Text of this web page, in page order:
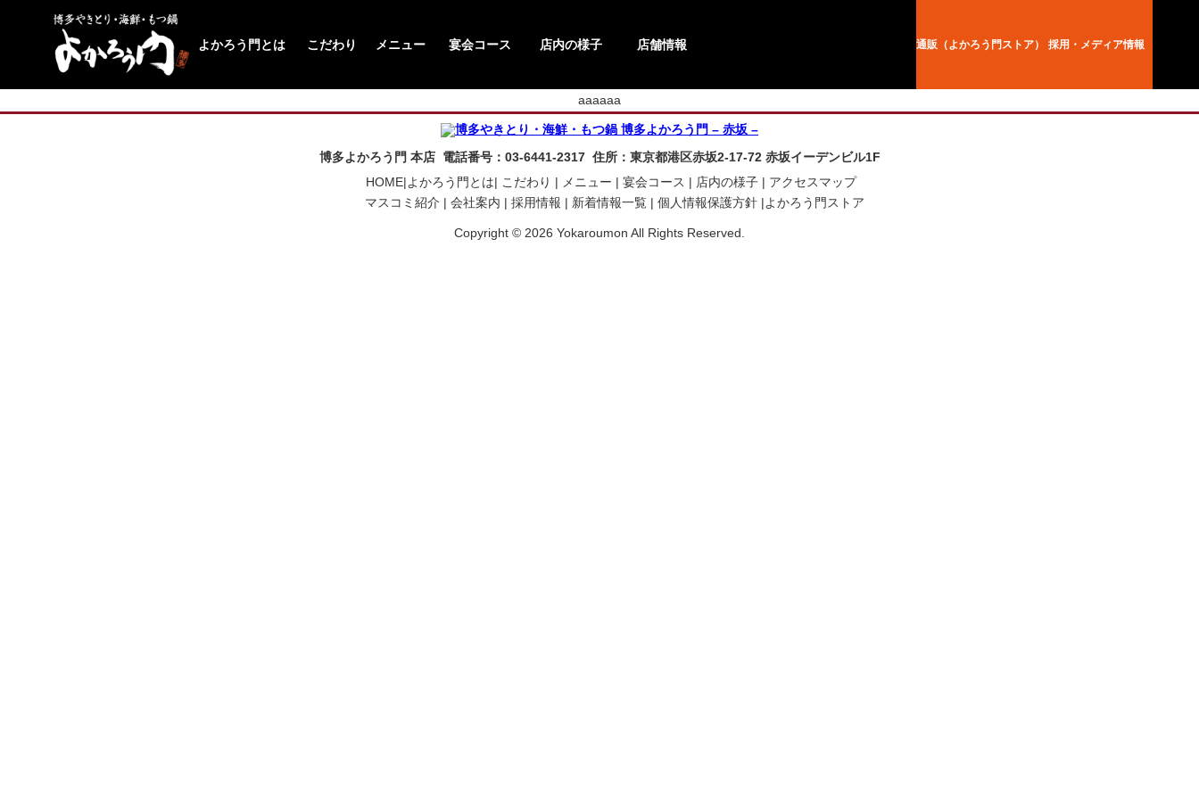
よかろう門とは こだわり メニュー 宴会コース 店内の様子 店舗情報 通販（よかろう門ストア） 採用・メディア情報
aaaaaa
博多よかろう門 本店 電話番号：03-6441-2317 住所：東京都港区赤坂2-17-72 赤坂イーデンビル1F
HOME|よかろう門とは| こだわり | メニュー | 宴会コース | 店内の様子 | アクセスマップ
マスコミ紹介 | 会社案内 | 採用情報 | 新着情報一覧 | 個人情報保護方針 |よかろう門ストア
Copyright © 2026 Yokaroumon All Rights Reserved.